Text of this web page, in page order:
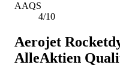
AAQS
4/10
Aerojet
AlleAktien